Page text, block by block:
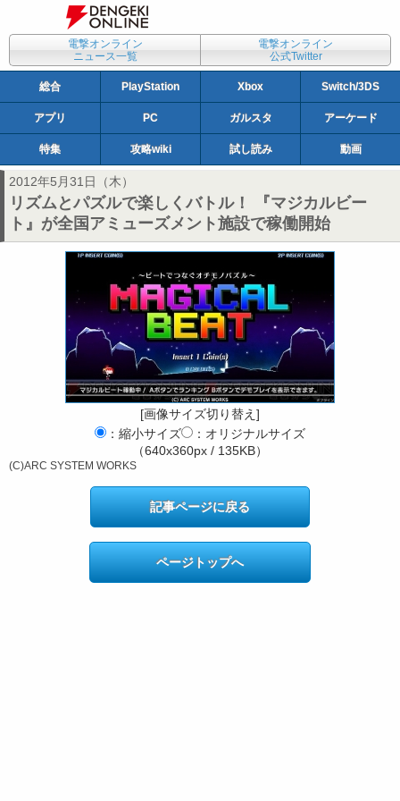
電撃オンライン
ニュース一覧
電撃オンライン
公式Twitter
総合 PlayStation Xbox Switch/3DS
アプリ PC ガルスタ アーケード
特集 攻略wiki 試し読み 動画
2012年5月31日（木）
リズムとパズルで楽しくバトル！ 『マジカルビー
ト』が全国アミューズメント施設で稼働開始
[画像サイズ切り替え]
：縮小サイズ
：オリジナルサイズ
（640x360px / 135KB）
(C)ARC SYSTEM WORKS
記事ページに戻る
ページトップへ